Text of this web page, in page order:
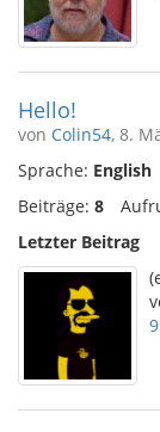
Hello!
von Colin54, 8.
Sprache: English
Beiträge: 8
Letzter Beitrag